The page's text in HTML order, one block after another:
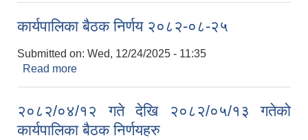
कार्यपालिका बैठक निर्णय २०८२-०८-२५
Submitted on: Wed, 12/24/2025 - 11:35
Read more
२०८२/०४/१२ गते देखि २०८२/०५/१३ गतेको
कार्यपालिका बैठक निर्णयहरु